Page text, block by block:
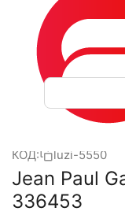
Наш
КОД: luzi-5550
Jean Paul
336453